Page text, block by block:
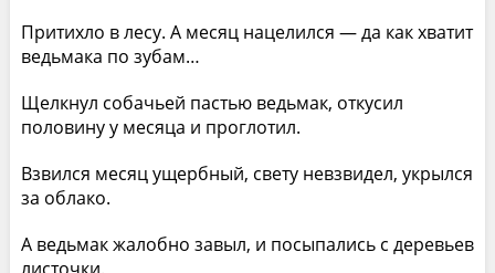
Притихло в лесу. А месяц нацелился — да как хватит
ведьмака по зубам…
Щелкнул собачьей пастью ведьмак, откусил
половину у месяца и проглотил.
Взвился месяц ущербный, свету невзвидел, укрылся
за облако.
А ведьмак жалобно завыл, и посыпались с деревьев